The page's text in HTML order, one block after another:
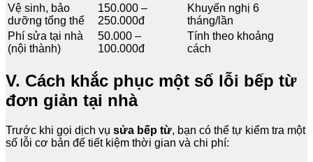
Vệ sinh, bảo
dưỡng tổng thể
150.000 –
250.000đ
Khuyến nghị 6
tháng/lần
Phí sửa tại nhà
(nội thành)
50.000 –
100.000đ
Tính theo khoảng
cách
V. Cách khắc phục một số lỗi bếp từ
đơn giản tại nhà
Trước khi gọi dịch vụ sửa bếp từ, bạn có thể tự kiểm tra một
số lỗi cơ bản để tiết kiệm thời gian và chi phí: